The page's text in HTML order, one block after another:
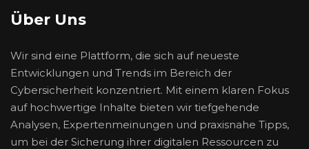
Über Uns
Wir sind eine Plattform, die sich auf neueste
Entwicklungen und Trends im Bereich der
Cybersicherheit konzentriert. Mit einem klaren Fokus
auf hochwertige Inhalte bieten wir tiefgehende
Analysen, Expertenmeinungen und praxisnahe Tipps,
um bei der Sicherung ihrer digitalen Ressourcen zu